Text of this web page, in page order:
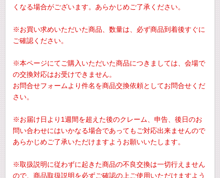
くなる場合がございます。あらかじめご了承ください。
※お買い求めいただいた商品、数量は、必ず商品到着後すぐに
ご確認ください。
※本ページにてご購入いただいた商品につきましては、会場で
の交換対応はお受けできません。
お問合せフォームより件名を商品交換依頼としてお問合せくだ
さい。
※お届け日より1週間を超えた後のクレーム、申告、後日のお
問い合わせにはいかなる場合であってもご対応出来ませんので
あらかじめご了承いただけますようお願いいたします。
※取扱説明に従わずに起きた商品の不良交換は一切行えません
ので、商品取扱説明を必ずご確認の上ご使用いただけますよう